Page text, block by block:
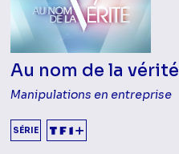
Au nom de la vérité
Manipulations en entreprise
SÉRIE